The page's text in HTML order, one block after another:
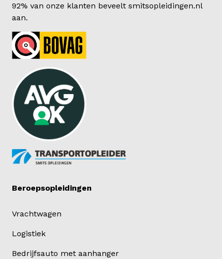
92% van onze klanten beveelt smitsopleidingen.nl
aan.
Beroepsopleidingen
Vrachtwagen
Logistiek
Bedrijfsauto met aanhanger